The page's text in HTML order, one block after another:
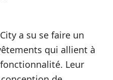
a su se faire un
qui allient à
Leur